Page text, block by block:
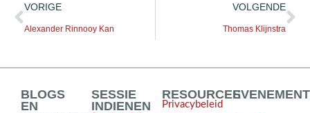
VORIGE
Alexander Rinnooy Kan
VOLGENDE
Thomas Klijnstra
BLOGS
EN
SESSIE
INDIENEN
RESOURCES
Privacybeleid